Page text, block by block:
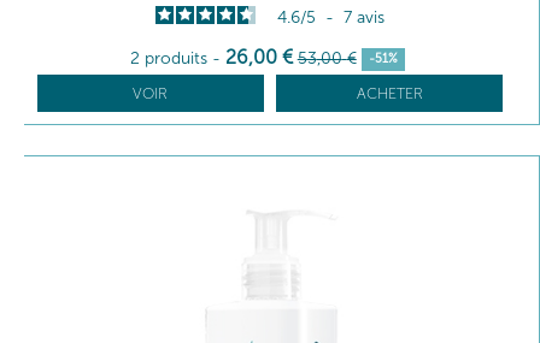
4.6/5 - 7 avis
2 produits - 26,00 € 53,00 € -51%
VOIR ACHETER